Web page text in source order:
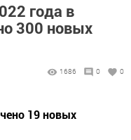
года в
300 новых
1686 0 0
19 новых